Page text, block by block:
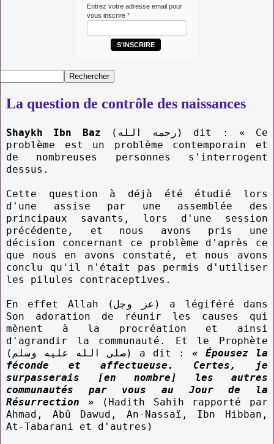
Entrez votre adresse email pour
vous inscrire *
S'INSCRIRE
La question de contrôle des naissances
Shaykh Ibn Baz (رحمه الله) dit : « Ce
problème est un problème contemporain et
de nombreuses personnes s'interrogent
dessus.
Cette question à déjà été étudié lors
d'une assise par une assemblée des
principaux savants, lors d'une session
précédente, et nous avons pris une
décision concernant ce problème d'après ce
que nous en avons constaté, et nous avons
conclu qu'il n'était pas permis d'utiliser
les pilules contraceptives.
En effet Allah (عز وجل) a légiféré dans
Son adoration de réunir les causes qui
mènent à la procréation et ainsi
d'agrandir la communauté. Et le Prophète
(صلى الله عليه وسلم) a dit : « Épousez la
féconde et affectueuse. Certes, je
surpasserais [en nombre] les autres
communautés par vous au Jour de la
Résurrection » (Hadith Sahih rapporté par
Ahmad, Abû Dawud, An-Nassaï, Ibn Hibban,
At-Tabarani et d'autres)